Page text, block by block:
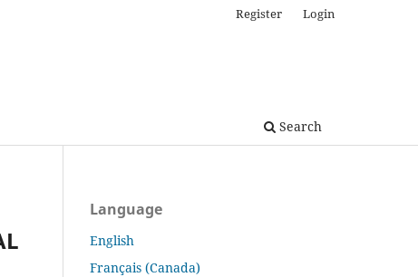
Search
Register Login
Language
English
Français (Canada)